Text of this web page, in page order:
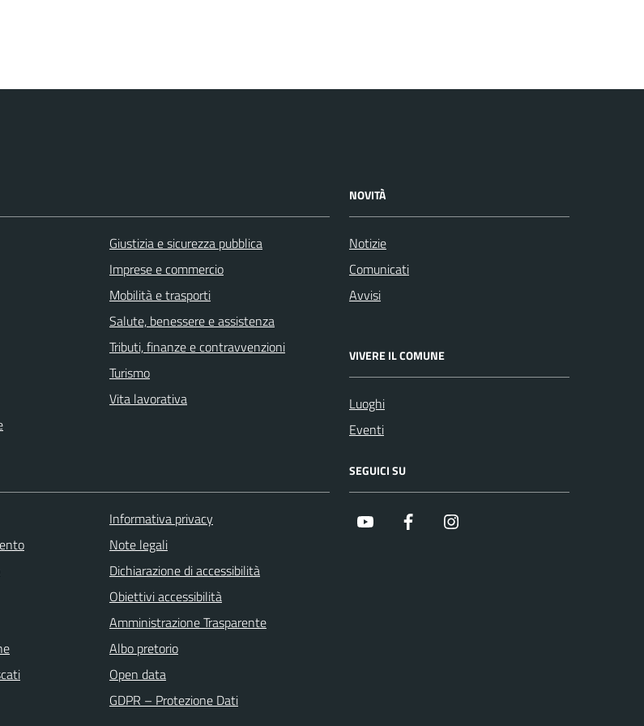
Giustizia e sicurezza pubblica
Imprese e commercio
Mobilità e trasporti
Salute, benessere e assistenza
Tributi, finanze e contravvenzioni
Turismo
Vita lavorativa
NOVITÀ
Notizie
Comunicati
Avvisi
VIVERE IL COMUNE
Luoghi
Eventi
Informativa privacy
Note legali
Dichiarazione di accessibilità
Obiettivi accessibilità
Amministrazione Trasparente
Albo pretorio
Open data
GDPR – Protezione Dati
SEGUICI SU
Youtube Facebook